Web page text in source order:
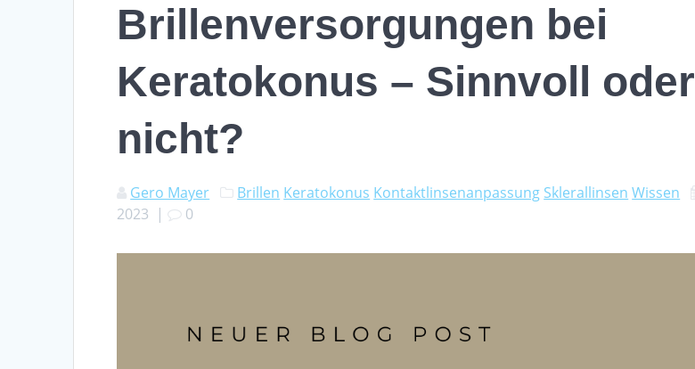
Brillenversorgungen bei
Keratokonus – Sinnvoll oder
nicht?
Gero Mayer Brillen Keratokonus Kontaktlinsenanpassung Sklerallinsen Wissen
2023 | 0